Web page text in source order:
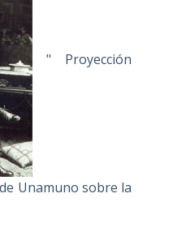
" Proyección
Unamuno sobre la